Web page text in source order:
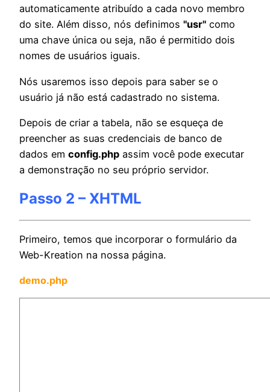
automaticamente atribuído a cada novo membro
do site. Além disso, nós definimos "usr" como
uma chave única ou seja, não é permitido dois
nomes de usuários iguais.
Nós usaremos isso depois para saber se o
usuário já não está cadastrado no sistema.
Depois de criar a tabela, não se esqueça de
preencher as suas credenciais de banco de
dados em config.php assim você pode executar
a demonstração no seu próprio servidor.
Passo 2 – XHTML
Primeiro, temos que incorporar o formulário da
Web-Kreation na nossa página.
demo.php